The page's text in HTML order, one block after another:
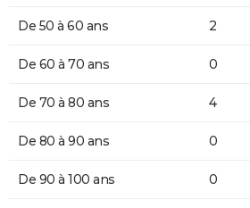
De 50 à 60 ans 2
De 60 à 70 ans 0
De 70 à 80 ans 4
De 80 à 90 ans 0
De 90 à 100 ans 0